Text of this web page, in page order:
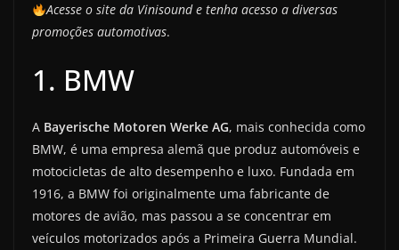
Acesse o site da Vinisound e tenha acesso a diversas
promoções automotivas.
1. BMW
A Bayerische Motoren Werke AG, mais conhecida como
BMW, é uma empresa alemã que produz automóveis e
motocicletas de alto desempenho e luxo. Fundada em
1916, a BMW foi originalmente uma fabricante de
motores de avião, mas passou a se concentrar em
veículos motorizados após a Primeira Guerra Mundial.